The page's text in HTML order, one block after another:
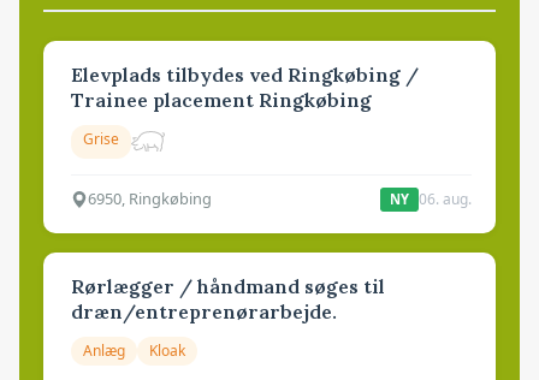
Elevplads tilbydes ved Ringkøbing /
Trainee placement Ringkøbing
Grise
6950, Ringkøbing NY 06. aug.
Rørlægger / håndmand søges til
dræn/entreprenørarbejde.
Anlæg Kloak